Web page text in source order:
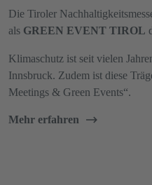
Die Tiroler
als GREEN EVENT TIROL
Klimaschutz ist seit vielen
Innsbruck. Zudem ist diese
Meetings & Green Events“.
Mehr erfahren